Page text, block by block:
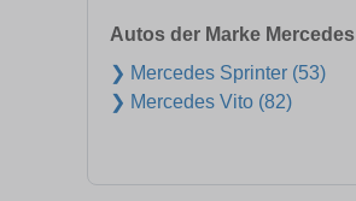
Autos der Marke Mercedes
❯ Mercedes Sprinter (53)
❯ Mercedes Vito (82)